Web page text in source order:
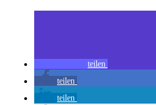
teilen
teilen
teilen